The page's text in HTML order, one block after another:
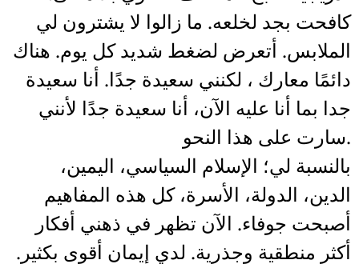
كافحت بجد لخلعه. ما زالوا لا يشترون لي
الملابس. أتعرض لضغط شديد كل يوم. هناك
دائمًا معارك ، لكنني سعيدة جدًا. أنا سعيدة
جدا بما أنا عليه الآن، أنا سعيدة جدًا لأنني
سارت على هذا النحو.
بالنسبة لي؛ الإسلام السياسي، اليمين،
الدين، الدولة، الأسرة، كل هذه المفاهيم
أصبحت جوفاء. الآن تظهر في ذهني أفكار
أكثر منطقية وجذرية. لدي إيمان أقوى بكثير.